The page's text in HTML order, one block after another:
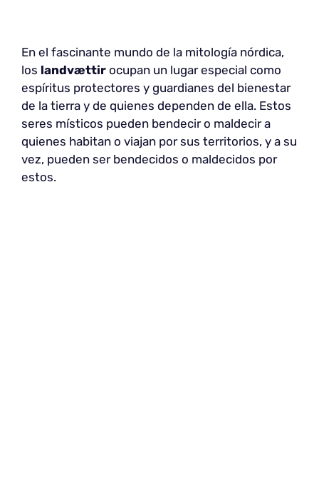
En el fascinante mundo de la mitología nórdica,
los landvættir ocupan un lugar especial como
espíritus protectores y guardianes del bienestar
de la tierra y de quienes dependen de ella. Estos
seres místicos pueden bendecir o maldecir a
quienes habitan o viajan por sus territorios, y a su
vez, pueden ser bendecidos o maldecidos por
estos.